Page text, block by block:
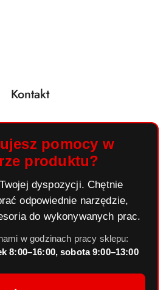
Kontakt
pomocy w
produktu?
dyspozycji. Chętnie
odpowiednie narzędzie,
do wykonywanych prac.
w godzinach pracy sklepu:
8:00–16:00, sobota 9:00–13:00